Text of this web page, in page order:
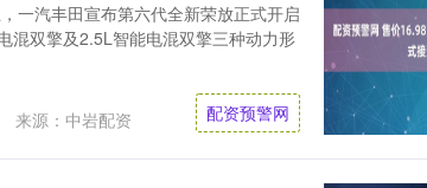
一汽丰田宣布第六代全新荣放正式开启
混双擎及2.5L智能电混双擎三种动力形
配资预警网
来源：中岩配资